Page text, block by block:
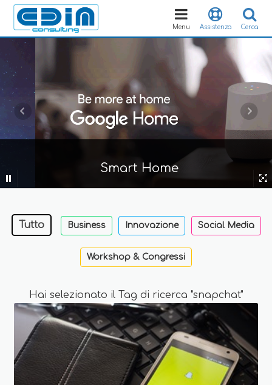
Cerca
Assistenza
Toggle
navigation
Menu
Smart Home
Tutto Business Innovazione Social Media
Workshop & Congressi
Hai selezionato il Tag di ricerca "snapchat"